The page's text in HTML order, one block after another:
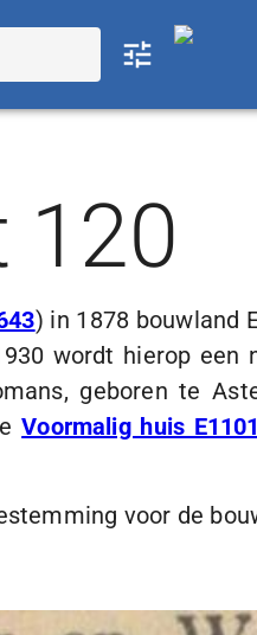
120
) in 1878 bouwland
wordt hierop een
geboren te
Voormalig huis E1101
voor de